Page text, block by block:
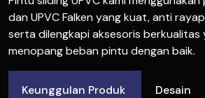
dan UPVC Falken yang kuat, anti
serta dilengkapi aksesoris berkualitas
menopang beban pintu dengan baik.
Keunggulan Produk Desain